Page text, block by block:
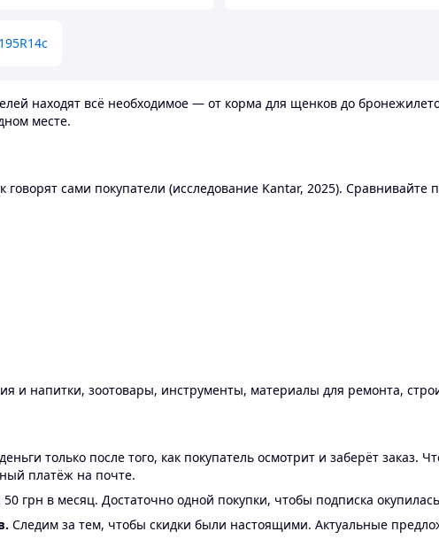
находят всё необходимое — от корма для щенков до
месте.
сами покупатели (исследование Kantar, 2025).
и напитки, зоотовары, инструменты, материалы для ремонта,
только после того, как покупатель осмотрит и заберёт заказ.
платёж на почте.
грн в месяц. Достаточно одной покупки, чтобы подписка
Следим за тем, чтобы скидки были настоящими. Актуальные